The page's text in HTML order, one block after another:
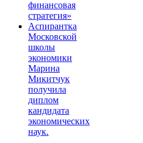
финансовая
стратегия»
Аспирантка
Московской
школы
экономики
Марина
Микитчук
получила
диплом
кандидата
экономических
наук.